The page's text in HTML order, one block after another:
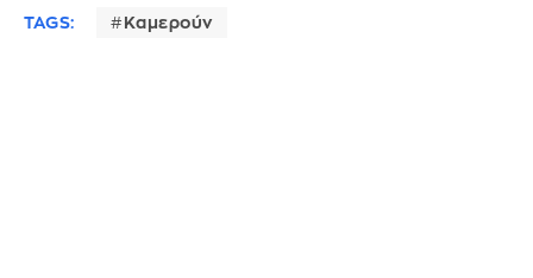
TAGS: Καμερούν